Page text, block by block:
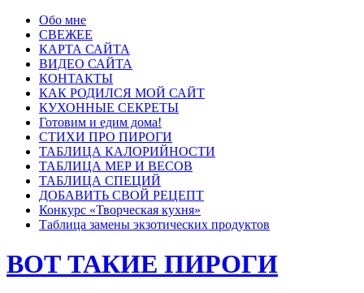
Обо мне
СВЕЖЕЕ
КАРТА САЙТА
ВИДЕО САЙТА
КОНТАКТЫ
КАК РОДИЛСЯ МОЙ САЙТ
КУХОННЫЕ СЕКРЕТЫ
Готовим и едим дома!
СТИХИ ПРО ПИРОГИ
ТАБЛИЦА КАЛОРИЙНОСТИ
ТАБЛИЦА МЕР И ВЕСОВ
ТАБЛИЦА СПЕЦИЙ
ДОБАВИТЬ СВОЙ РЕЦЕПТ
Конкурс «Творческая кухня»
Таблица замены экзотических продуктов
ВОТ ТАКИЕ ПИРОГИ